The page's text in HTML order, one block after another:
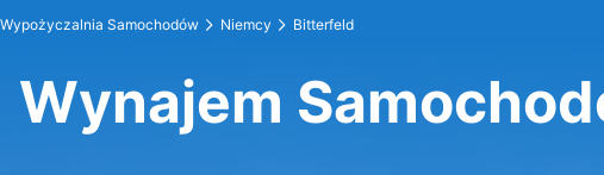
Wypożyczalnia Samochodów Niemcy Bitterfeld
Wynajem